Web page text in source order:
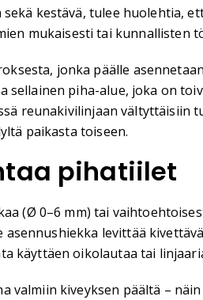
sekä kestävä, tulee huolehtia,
mukaisesti tai kunnallisten
jonka päälle
sellainen piha-alue, joka on
reunakivilinjaan vältyttäisiin
paikasta toiseen.
pihatiilet
(Ø 0–6 mm) tai
levittää
käyttäen oikolautaa tai
valmiin kiveyksen päältä –